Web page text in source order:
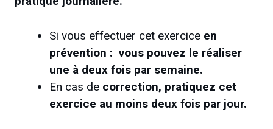
Si vous effectuer cet exercice en
prévention : vous pouvez le réaliser
une à deux fois par semaine.
En cas de correction, pratiquez cet
exercice au moins deux fois par jour.